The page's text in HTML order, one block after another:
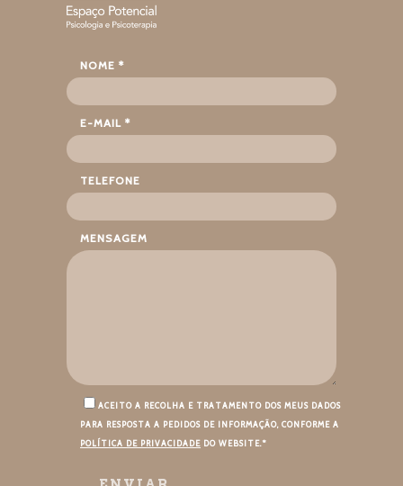
NOME *
E-MAIL *
TELEFONE
MENSAGEM
ACEITO A RECOLHA E TRATAMENTO DOS MEUS DADOS
PARA RESPOSTA A PEDIDOS DE INFORMAÇÃO, CONFORME A
POLÍTICA DE PRIVACIDADE DO WEBSITE.*